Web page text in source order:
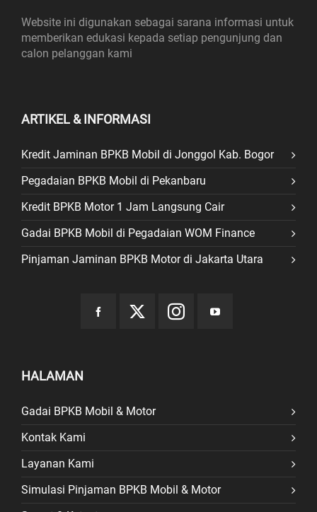
Website ini digunakan sebagai sarana informasi untuk
memberikan edukasi kepada setiap pengunjung dan
calon pelanggan kami
ARTIKEL & INFORMASI
Kredit Jaminan BPKB Mobil di Jonggol Kab. Bogor
Pegadaian BPKB Mobil di Pekanbaru
Kredit BPKB Motor 1 Jam Langsung Cair
Gadai BPKB Mobil di Pegadaian WOM Finance
Pinjaman Jaminan BPKB Motor di Jakarta Utara
HALAMAN
Gadai BPKB Mobil & Motor
Kontak Kami
Layanan Kami
Simulasi Pinjaman BPKB Mobil & Motor